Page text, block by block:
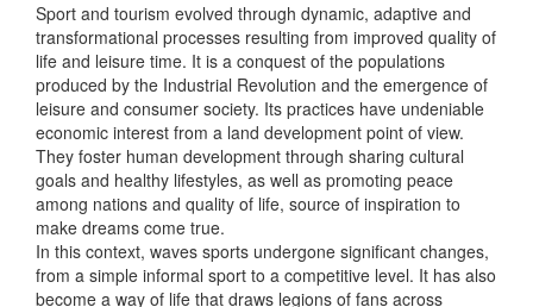
Sport and tourism evolved through dynamic, adaptive and
transformational processes resulting from improved quality of
life and leisure time. It is a conquest of the populations
produced by the Industrial Revolution and the emergence of
leisure and consumer society. Its practices have undeniable
economic interest from a land development point of view.
They foster human development through sharing cultural
goals and healthy lifestyles, as well as promoting peace
among nations and quality of life, source of inspiration to
make dreams come true.
In this context, waves sports undergone significant changes,
from a simple informal sport to a competitive level. It has also
become a way of life that draws legions of fans across